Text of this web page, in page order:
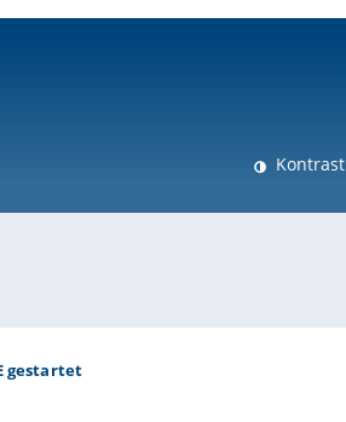
Kontrast
gestartet